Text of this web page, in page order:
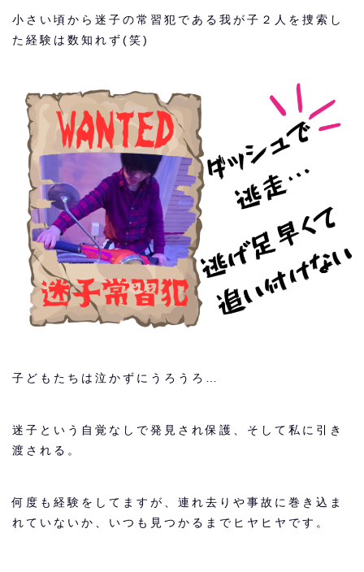
小さい頃から迷子の常習犯である我が子２人を捜索し
た経験は数知れず(笑)
子どもたちは泣かずにうろうろ…
迷子という自覚なしで発見され保護、そして私に引き
渡される。
何度も経験をしてますが、連れ去りや事故に巻き込ま
れていないか、いつも見つかるまでヒヤヒヤです。